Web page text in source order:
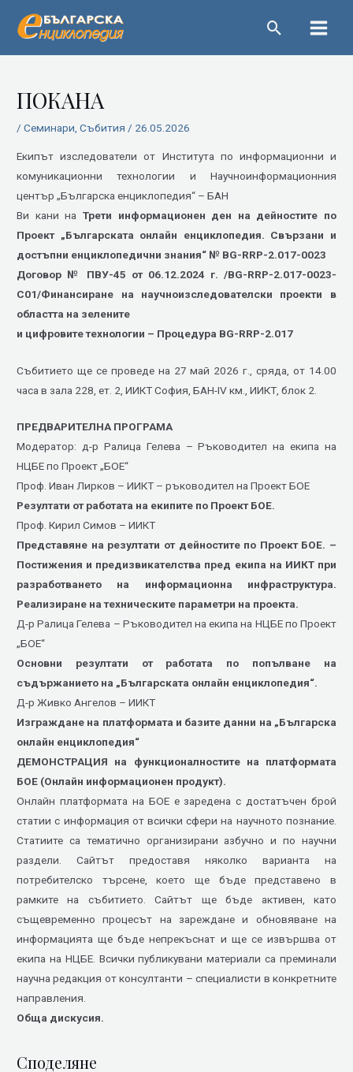
ПОКАНА
/Семинари ,Събития / 26.05.2026
Екипът изследователи от Института по информационни и
комуникационни технологии и Научноинформационния
център „Българска енциклопедия“ – БАН
Ви кани на Трети информационен ден на дейностите по
Проект „Българската онлайн енциклопедия. Свързани и
достъпни енциклопедични знания“ № BG-RRP-2.017-0023
Договор № ПВУ-45 от 06.12.2024 г. /BG-RRP-2.017-0023-
C01/Финансиране на научноизследователски проекти в
областта на зелените
и цифровите технологии – Процедура BG-RRP-2.017
Събитието ще се проведе на 27 май 2026 г., сряда, от 14.00
часа в зала 228, ет. 2, ИИКТ София, БАН-IV км., ИИКТ, блок 2.
ПРЕДВАРИТЕЛНА ПРОГРАМА
Модератор: д-р Ралица Гелева – Ръководител на екипа на
НЦБЕ по Проект „БОЕ“
Проф. Иван Лирков – ИИКТ – ръководител на Проект БОЕ
Резултати от работата на екипите по Проект БОЕ.
Проф. Кирил Симов – ИИКТ
Представяне на резултати от дейностите по Проект БОЕ. –
Постижения и предизвикателства пред екипа на ИИКТ при
разработването на информационна инфраструктура.
Реализиране на техническите параметри на проекта.
Д-р Ралица Гелева – Ръководител на екипа на НЦБЕ по Проект
„БОЕ“
Основни резултати от работата по попълване на
съдържанието на „Българската онлайн енциклопедия“.
Д-р Живко Ангелов – ИИКТ
Изграждане на платформата и базите данни на „Българска
онлайн енциклопедия“
ДЕМОНСТРАЦИЯ на функционалностите на платформата
БОЕ (Онлайн информационен продукт).
Онлайн платформата на БОЕ е заредена с достатъчен брой
статии с информация от всички сфери на научното познание.
Статиите са тематично организирани азбучно и по научни
раздели. Сайтът предоставя няколко варианта на
потребителско търсене, което ще бъде представено в
рамките на събитието. Сайтът ще бъде активен, като
същевременно процесът на зареждане и обновяване на
информацията ще бъде непрекъснат и ще се извършва от
екипа на НЦБЕ. Всички публикувани материали са преминали
научна редакция от консултанти – специалисти в конкретните
направления.
Обща дискусия.
Споделяне